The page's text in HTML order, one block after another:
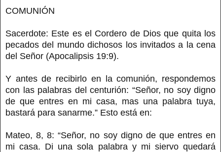
COMUNIÓN
Sacerdote: Este es el Cordero de Dios que quita los
pecados del mundo dichosos los invitados a la cena
del Señor (Apocalipsis 19:9).
Y antes de recibirlo en la comunión, respondemos
con las palabras del centurión: “Señor, no soy digno
de que entres en mi casa, mas una palabra tuya,
bastará para sanarme.” Esto está en:
Mateo, 8, 8: “Señor, no soy digno de que entres en
mi casa. Di una sola palabra y mi siervo quedará